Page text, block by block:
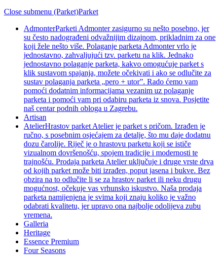
Close submenu (Parket)Parket
AdmonterParketi Admonter zasigurno su nešto posebno, jer
su često nadograđeni odvažnijim dizajnom, prikladnim za one
koji žele nešto više. Polaganje parketa Admonter vrlo je
jednostavno, zahvaljujući tzv. parketu na klik. Jednako
jednostavno polaganje parketa, kakvo omogućuje parket s
klik sustavom spajanja, možete očekivati i ako se odlučite za
sustav polaganja parketa „pero + utor”. Rado ćemo vam
pomoći dodatnim informacijama vezanim uz polaganje
parketa i pomoći vam pri odabiru parketa iz snova. Posjetite
naš centar podnih obloga u Zagrebu.
Artisan
AtelierHrastov parket Atelier je parket s pričom. Izrađen je
ručno, s posebnim osjećajem za detalje, što mu daje dodatnu
dozu čarolije. Riječ je o hrastovu parketu koji se ističe
vizualnom dovršenošću, spojem tradicije i modernosti te
trajnošću. Prodaja parketa Atelier uključuje i druge vrste drva
od kojih parket može biti izrađen, poput jasena i bukve. Bez
obzira na to odlučite li se za hrastov parket ili neku drugu
mogućnost, očekuje vas vrhunsko iskustvo. Naša prodaja
parketa namijenjena je svima koji znaju koliko je važno
odabrati kvalitetu, jer upravo ona najbolje odolijeva zubu
vremena.
Galleria
Heritage
Essence Premium
Four Seasons